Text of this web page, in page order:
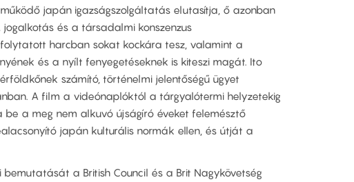
japán igazságszolgáltatás elutasítja, ő azonban
jogalkotás és a társadalmi konszenzus
harcban sokat kockára tesz, valamint a
és a nyílt fenyegetéseknek is kiteszi magát. Ito
számító, történelmi jelentőségű ügyet
A film a videónaplóktól a tárgyalótermi helyzetekig
a meg nem alkuvó újságíró éveket felemésztő
japán kulturális normák ellen, és útját a
bemutatását a British Council és a Brit Nagykövetség